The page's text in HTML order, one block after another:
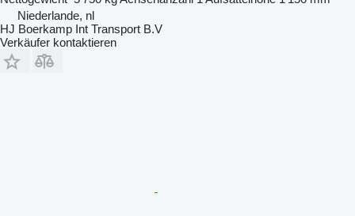
Niederlande, nl
HJ Boerkamp Int Transport B.V
Verkäufer kontaktieren